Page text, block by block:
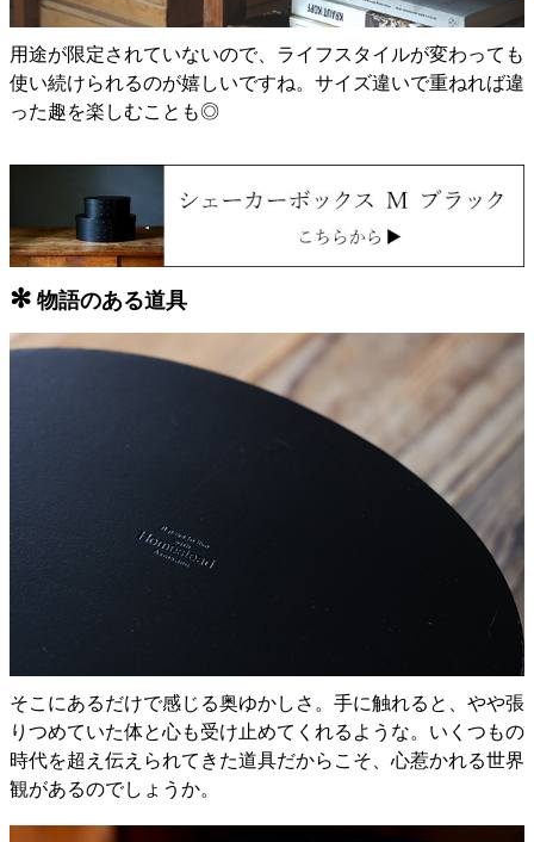
用途が限定されていないので、ライフスタイルが変わっても
使い続けられるのが嬉しいですね。サイズ違いで重ねれば違
った趣を楽しむことも◎
✻ 物語のある道具
そこにあるだけで感じる奥ゆかしさ。手に触れると、やや張
りつめていた体と心も受け止めてくれるような。いくつもの
時代を超え伝えられてきた道具だからこそ、心惹かれる世界
観があるのでしょうか。